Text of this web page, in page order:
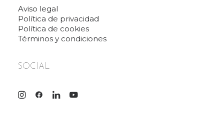
Aviso legal
Política de privacidad
Política de cookies
Términos y condiciones
SOCIAL